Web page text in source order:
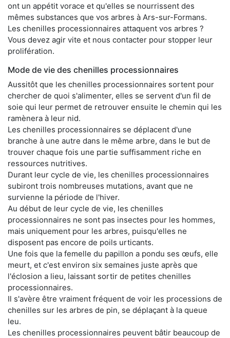
ont un appétit vorace et qu'elles se nourrissent des
mêmes substances que vos arbres à Ars-sur-Formans.
Les chenilles processionnaires attaquent vos arbres ?
Vous devez agir vite et nous contacter pour stopper leur
prolifération.
Mode de vie des chenilles processionnaires
Aussitôt que les chenilles processionnaires sortent pour
chercher de quoi s'alimenter, elles se servent d'un fil de
soie qui leur permet de retrouver ensuite le chemin qui les
ramènera à leur nid.
Les chenilles processionnaires se déplacent d'une
branche à une autre dans le même arbre, dans le but de
trouver chaque fois une partie suffisamment riche en
ressources nutritives.
Durant leur cycle de vie, les chenilles processionnaires
subiront trois nombreuses mutations, avant que ne
survienne la période de l'hiver.
Au début de leur cycle de vie, les chenilles
processionnaires ne sont pas insectes pour les hommes,
mais uniquement pour les arbres, puisqu'elles ne
disposent pas encore de poils urticants.
Une fois que la femelle du papillon a pondu ses œufs, elle
meurt, et c'est environ six semaines juste après que
l'éclosion a lieu, laissant sortir de petites chenilles
processionnaires.
Il s'avère être vraiment fréquent de voir les processions de
chenilles sur les arbres de pin, se déplaçant à la queue
leu.
Les chenilles processionnaires peuvent bâtir beaucoup de